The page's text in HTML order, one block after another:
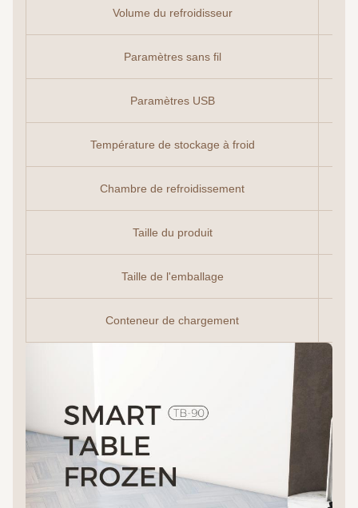
Volume du refroidisseur
Paramètres sans fil
Paramètres USB
Température de stockage à froid
Chambre de refroidissement
Taille du produit
Taille de l'emballage
Conteneur de chargement